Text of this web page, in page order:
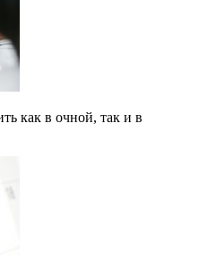
как в очной, так и в